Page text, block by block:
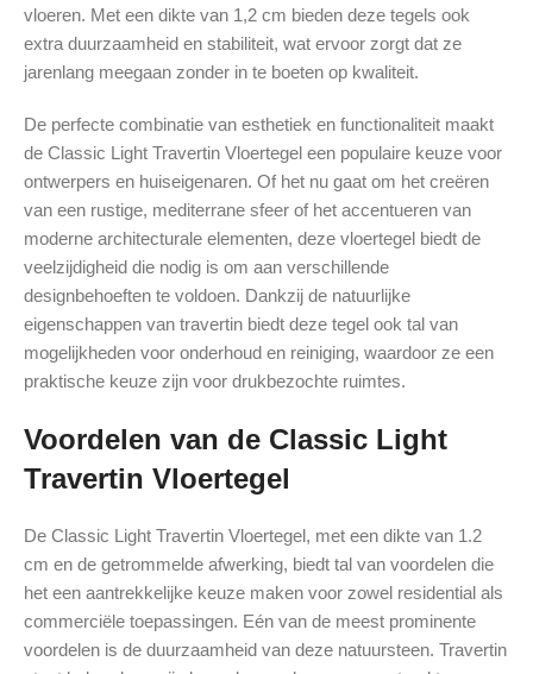
vloeren. Met een dikte van 1,2 cm bieden deze tegels ook
extra duurzaamheid en stabiliteit, wat ervoor zorgt dat ze
jarenlang meegaan zonder in te boeten op kwaliteit.
De perfecte combinatie van esthetiek en functionaliteit maakt
de Classic Light Travertin Vloertegel een populaire keuze voor
ontwerpers en huiseigenaren. Of het nu gaat om het creëren
van een rustige, mediterrane sfeer of het accentueren van
moderne architecturale elementen, deze vloertegel biedt de
veelzijdigheid die nodig is om aan verschillende
designbehoeften te voldoen. Dankzij de natuurlijke
eigenschappen van travertin biedt deze tegel ook tal van
mogelijkheden voor onderhoud en reiniging, waardoor ze een
praktische keuze zijn voor drukbezochte ruimtes.
Voordelen van de Classic Light
Travertin Vloertegel
De Classic Light Travertin Vloertegel, met een dikte van 1.2
cm en de getrommelde afwerking, biedt tal van voordelen die
het een aantrekkelijke keuze maken voor zowel residential als
commerciële toepassingen. Eén van de meest prominente
voordelen is de duurzaamheid van deze natuursteen. Travertin